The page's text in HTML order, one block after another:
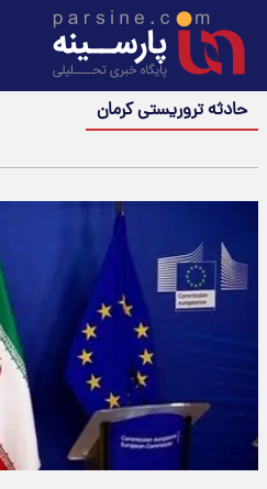
حادثه تروریستی کرمان